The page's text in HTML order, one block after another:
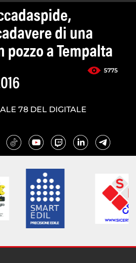
di una
pozzo a Tempalta
5775
78 DEL DIGITALE